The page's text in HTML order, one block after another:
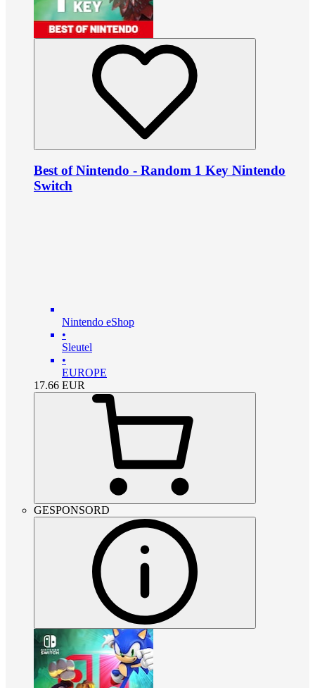
Best of Nintendo - Random 1 Key Nintendo
Switch
Nintendo eShop
•
Sleutel
•
EUROPE
17.66 EUR
GESPONSORD